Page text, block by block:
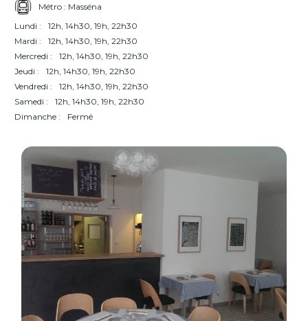
Métro : Masséna
Lundi :
12h, 14h30, 19h, 22h30
Mardi :
12h, 14h30, 19h, 22h30
Mercredi :
12h, 14h30, 19h, 22h30
Jeudi :
12h, 14h30, 19h, 22h30
Vendredi :
12h, 14h30, 19h, 22h30
Samedi :
12h, 14h30, 19h, 22h30
Dimanche :
Fermé